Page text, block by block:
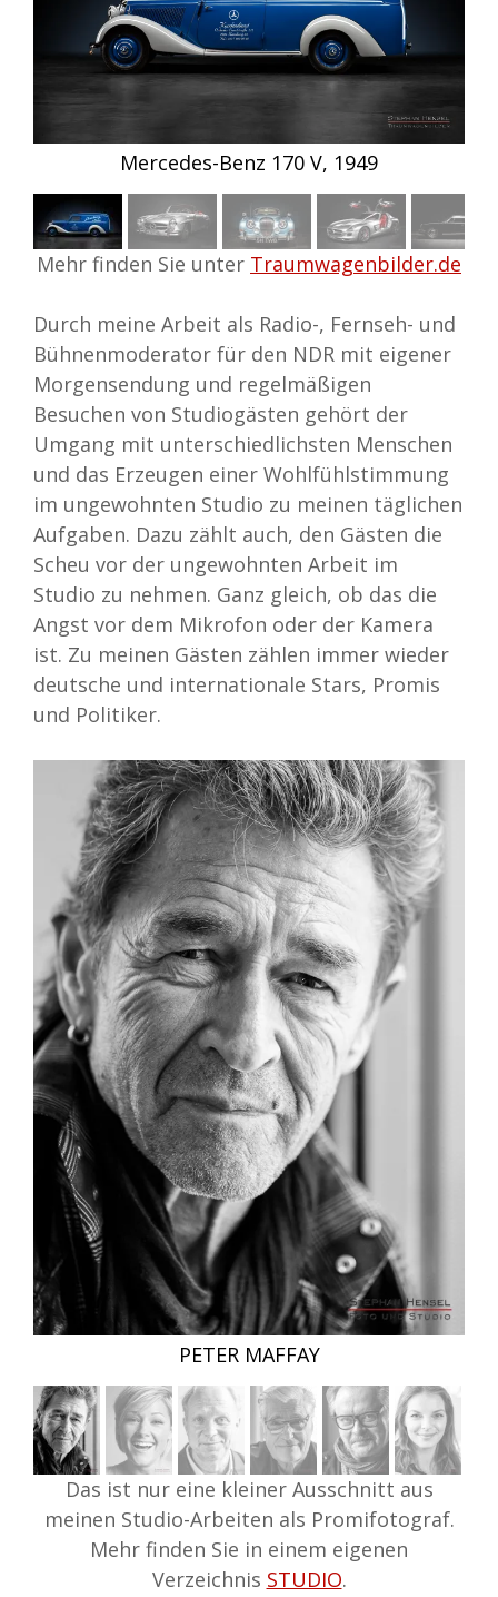
Mercedes 190 SL, 1958
Mehr finden Sie unter Traumwagenbilder.de
Durch meine Arbeit als Radio-, Fernseh- und
Bühnenmoderator für den NDR mit eigener
Morgensendung und regelmäßigen
Besuchen von Studiogästen gehört der
Umgang mit unterschiedlichsten Menschen
und das Erzeugen einer Wohlfühlstimmung
im ungewohnten Studio zu meinen täglichen
Aufgaben. Dazu zählt auch, den Gästen die
Scheu vor der ungewohnten Arbeit im
Studio zu nehmen. Ganz gleich, ob das die
Angst vor dem Mikrofon oder der Kamera
ist. Zu meinen Gästen zählen immer wieder
deutsche und internationale Stars, Promis
und Politiker.
HELENE FISCHER
Das ist nur eine kleiner Ausschnitt aus
meinen Studio-Arbeiten als Promifotograf.
Mehr finden Sie in einem eigenen
Verzeichnis STUDIO.